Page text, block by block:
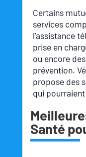
Certains
services
l’assistance
prise en
ou encore
prévention.
propose des
qui
Santé